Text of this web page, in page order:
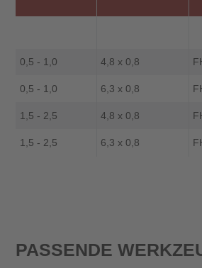
0,5 - 1,0 4,8 x 0,8
0,5 - 1,0 6,3 x 0,8
1,5 - 2,5 4,8 x 0,8
1,5 - 2,5 6,3 x 0,8
PASSENDE